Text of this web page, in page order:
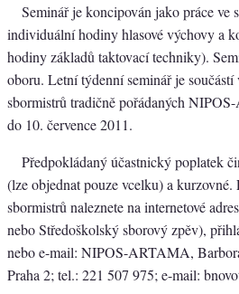
Seminář je koncipován jako práce ve
individuální hodiny hlasové výchovy a
hodiny základů taktovací techniky).
oboru. Letní týdenní seminář je
sbormistrů tradičně pořádaných
do 10. července 2011.
Předpokládaný účastnický poplatek
(lze objednat pouze vcelku) a
sbormistrů naleznete na internetové
nebo Středoškolský sborový zpěv),
nebo e-mail: NIPOS-ARTAMA,
Praha 2; tel.: 221 507 975; e-mail: